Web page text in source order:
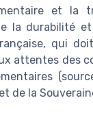
et la
la durabilité
qui
attentes des
de la